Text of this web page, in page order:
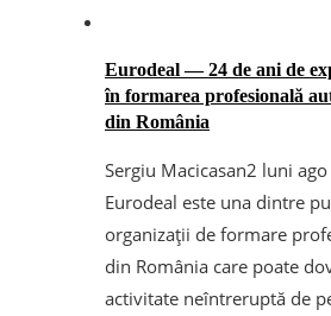
Eurodeal — 24 de ani de
în formarea profesională
din România
Sergiu Macicasan2 luni ago
Eurodeal este una dintre
organizații de formare
din România care poate
activitate neîntreruptă de